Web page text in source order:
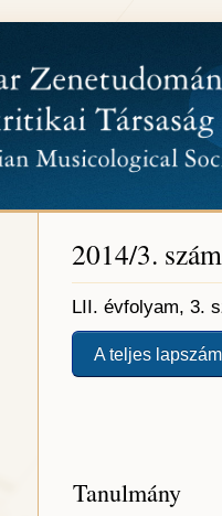
2014/3. szám
LII. évfolyam, 3.
A teljes
Tanulmány